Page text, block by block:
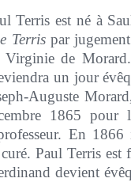
Terris est né à
Terrispar
Virginie de
un jour
Auguste
1865 pour
En
Paul Terris est
devient